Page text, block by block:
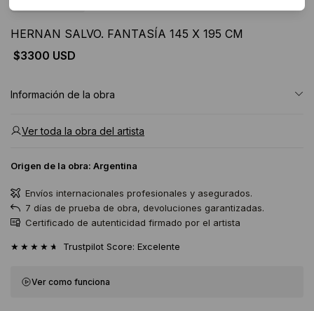
HERNAN SALVO. FANTASÍA 145 X 195 CM
$3300 USD
Información de la obra
Ver toda la obra del artista
Origen de la obra: Argentina
Envíos internacionales profesionales y asegurados.
7 días de prueba de obra, devoluciones garantizadas.
Certificado de autenticidad firmado por el artista
★★★★★ Trustpilot Score: Excelente
Ver como funciona